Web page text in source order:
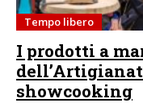
Tempo libero
I prodotti a
showcooking